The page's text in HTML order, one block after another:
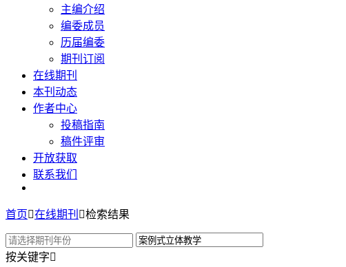
主编介绍
编委成员
历届编委
期刊订阅
在线期刊
本刊动态
作者中心
投稿指南
稿件评审
开放获取
联系我们
首页在线期刊 检索结果
按关键字